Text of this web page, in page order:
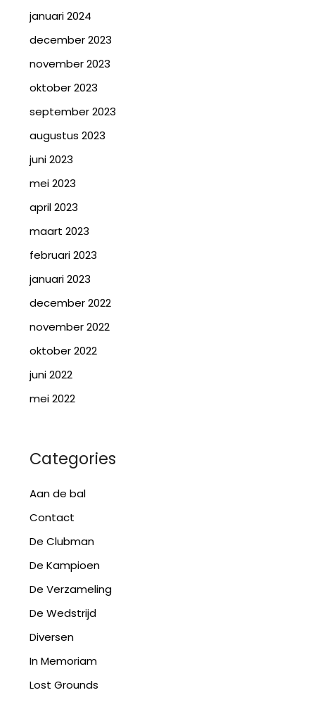
januari 2024
december 2023
november 2023
oktober 2023
september 2023
augustus 2023
juni 2023
mei 2023
april 2023
maart 2023
februari 2023
januari 2023
december 2022
november 2022
oktober 2022
juni 2022
mei 2022
Categories
Aan de bal
Contact
De Clubman
De Kampioen
De Verzameling
De Wedstrijd
Diversen
In Memoriam
Lost Grounds